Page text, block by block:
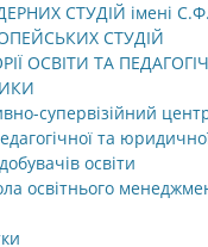
СТУДІЙ імені
СТУДІЙ
ОСВІТИ ТА
супервізійний
та
освіти
освітнього